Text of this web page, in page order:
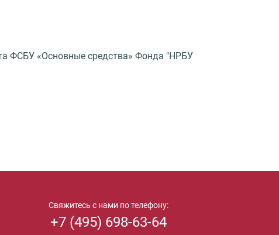
ФСБУ «Основные средства» Фонда "НРБУ
Свяжитесь с нами по телефону:
+7 (495) 698-63-64